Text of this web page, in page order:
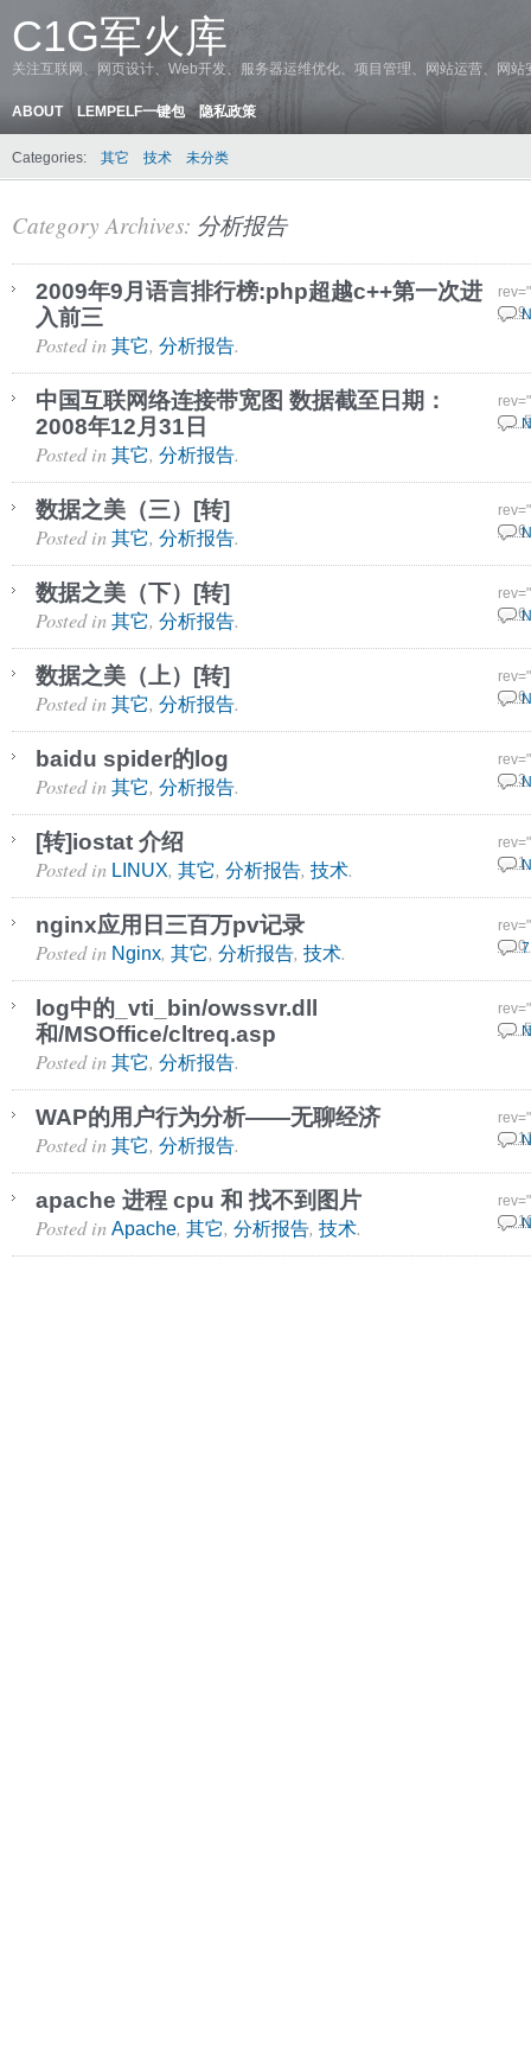
C1G军火库
关注互联网、网页设计、Web开发、服务器运维优化、项目管理、网站运营、网
ABOUT LEMPELF一键包 隐私政策
Categories: 其它 技术 未分类
Category Archives: 分析报告
2009年9月语言排行榜:php超越c++第一次进
入前三
11 9
Posted in 其它, 分析报告.
中国互联网络连接带宽图 数据截至日期：
2008年12月31日
3 9
Posted in 其它, 分析报告.
数据之美（三）[转]
25 6
Posted in 其它, 分析报告.
数据之美（下）[转]
25 6
Posted in 其它, 分析报告.
数据之美（上）[转]
25 6
Posted in 其它, 分析报告.
baidu spider的log
18 3
Posted in 其它, 分析报告.
[转]iostat 介绍
3 11
Posted in LINUX, 其它, 分析报告, 技术.
nginx应用日三百万pv记录
9 10
Posted in Nginx, 其它, 分析报告, 技术.
log中的_vti_bin/owssvr.dll
和/MSOffice/cltreq.asp
9 9
Posted in 其它, 分析报告.
WAP的用户行为分析——无聊经济
12
Posted in 其它, 分析报告.
apache 进程 cpu 和 找不到图片
26
Posted in Apache, 其它, 分析报告, 技术.